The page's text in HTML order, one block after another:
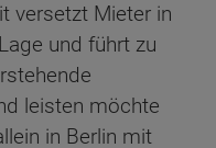
versetzt Mieter in
und führt zu
leisten möchte
in Berlin mit